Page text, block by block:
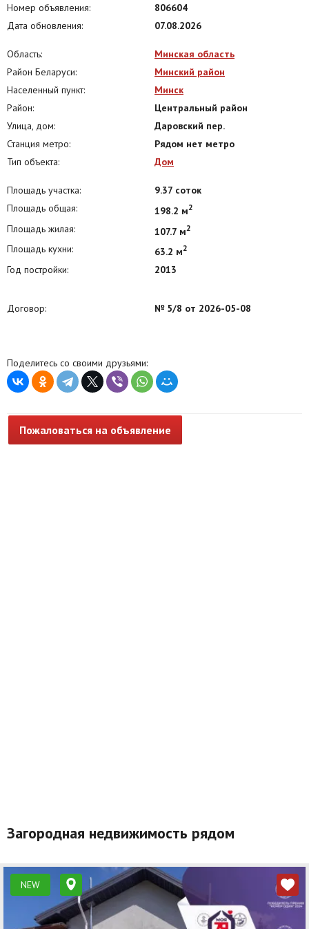
Минск, ул. Богдановича 118, оф. 317
Напишите или позвоните, разберём вашу ситуацию и предложим
Номер объявления:
806604
Дата обновления:
07.08.2026
Область:
Минская область
Район Беларуси:
Минский район
Населенный пункт:
Минск
Район:
Центральный район
Улица, дом:
Даровский пер.
Станция метро:
Рядом нет метро
Тип объекта:
Дом
Площадь участка:
9.37 соток
Площадь общая:
198.2 м2
Площадь жилая: 107.7 м2
Площадь кухни: 63.2 м2
Год постройки: 2013
Договор: № 5/8 от 2026-05-08
Поделитесь со своими друзьями:
Пожаловаться на объявление
Загородная недвижимость рядом
NEW